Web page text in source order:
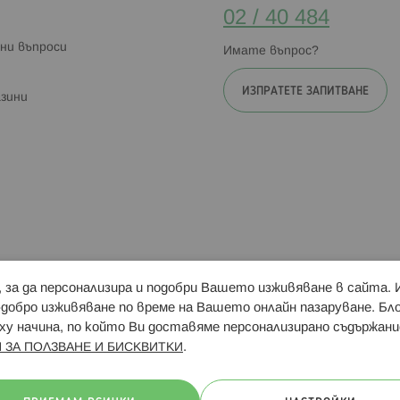
въпроси
02 / 40 484
Имате въпрос?
ИЗПРАТЕТЕ ЗАПИТВАНЕ
Свързани сайтове: Hippoland.ro
за да персонализира и подобри Вашето изживяване в
изживяване по време на Вашето онлайн пазаруване.
начина, по който Ви доставяме персонализирано
ПОЛЗВАНЕ И БИСКВИТКИ .